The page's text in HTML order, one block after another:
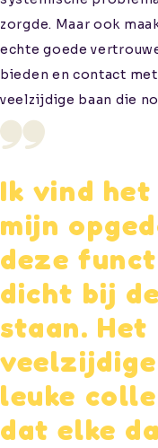
zorgde. Maar ook
echte goede
bieden en contact
veelzijdige baan die
Ik vind
mijn
deze
dicht bij
staan. Het
leuke
dat elke